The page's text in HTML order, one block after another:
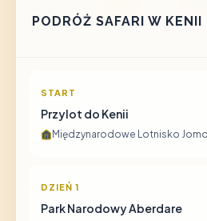
PODRÓŻ SAFARI W KENII
START
Przylot do Kenii
Międzynarodowe Lotnisko
DZIEŃ 1
Park Narodowy Aberdare